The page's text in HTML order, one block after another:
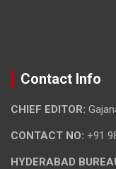
Contact Info
CHIEF EDITOR:
CONTACT NO: +91
HYDERABAD